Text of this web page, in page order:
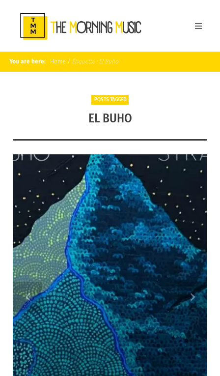
You are here: Home / Étiquette : El Buho
POSTS TAGGED
EL BUHO